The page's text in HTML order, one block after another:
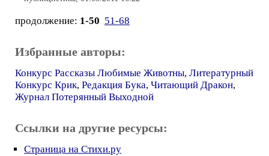
продолжение: 1-50 51-68
Избранные авторы:
Конкурс Рассказы Любимые Животны, Литературный
Конкурс Крик, Редакция Бука, Читающий Дракон,
Журнал Потерянный Выходной
Ссылки на другие ресурсы:
Страница на Стихи.ру